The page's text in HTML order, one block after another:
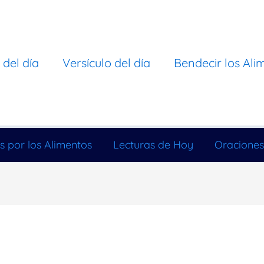
día Versículo del día Bendecir los
por los Alimentos Lecturas de Hoy